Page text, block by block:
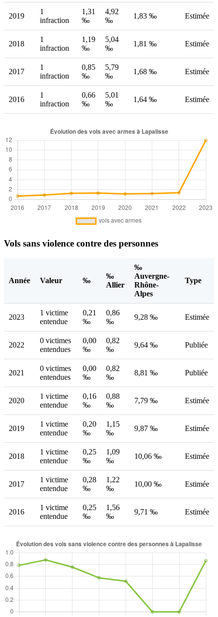
2019
1
infraction
1,31
‰
4,92
‰
1,83 ‰ Estimée
2018
1
infraction
1,19
‰
5,04
‰
1,81 ‰ Estimée
2017
1
infraction
0,85
‰
5,79
‰
1,68 ‰ Estimée
2016
1
infraction
0,66
‰
5,01
‰
1,64 ‰ Estimée
Vols sans violence contre des personnes
Année Valeur ‰
‰
Allier
‰
Auvergne-
Rhône-
Alpes
Type
2023
1 victime
entendue
0,21
‰
0,86
‰
9,28 ‰ Estimée
2022
0 victimes
entendues
0,00
‰
0,82
‰
9,64 ‰ Publiée
2021
0 victimes
entendues
0,00
‰
0,82
‰
8,81 ‰ Publiée
2020
1 victime
entendue
0,16
‰
0,88
‰
7,79 ‰ Estimée
2019
1 victime
entendue
0,20
‰
1,15
‰
9,87 ‰ Estimée
2018
1 victime
entendue
0,25
‰
1,09
‰
10,06 ‰ Estimée
2017
1 victime
entendue
0,28
‰
1,22
‰
10,00 ‰ Estimée
2016
1 victime
entendue
0,25
‰
1,56
‰
9,71 ‰ Estimée